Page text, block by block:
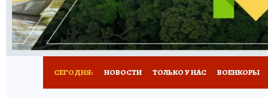
СЕГОДНЯ: НОВОСТИ ТОЛЬКО У НАС ВОЕНКОРЫ